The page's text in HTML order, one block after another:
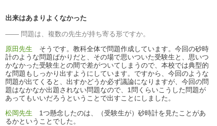
出来はあまりよくなかった
問題は、複数の先生が持ち寄る形ですか。
原田先生 そうです。教科全体で問題作成しています。今回の砂時
計のような問題ばかりだと、その場で思いついた受験生と、思いつ
かなかった受験生との間で差がついてしまうので、本校では典型的
な問題もしっかり出すようにしています。ですから、今回のような
問題が出てくると、出すかどうか必ず議論になりますが、今回の問
題はなかなか出題されない問題なので、1問くらいこうした問題が
あってもいいだろうということで出すことにしました。
松岡先生 1つ懸念したのは、（受験生が）砂時計を見たことがあ
るかということでした。